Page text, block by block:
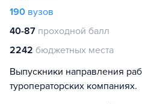
190 вузов
40-87 проходной балл
2242 бюджетных места
Выпускники направления
туроператорских компаниях.